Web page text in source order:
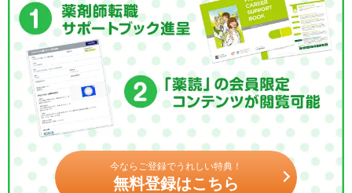
今ならご登録でうれしい特典！
無料登録はこちら